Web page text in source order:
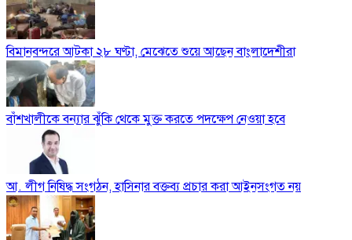
বিমানবন্দরে আটকা ২৮ ঘণ্টা, মেঝেতে শুয়ে আছেন বাংলাদেশীরা
বাঁশখালীকে বন্যার ঝুঁকি থেকে মুক্ত করতে পদক্ষেপ নেওয়া হবে
আ. লীগ নিষিদ্ধ সংগঠন, হাসিনার বক্তব্য প্রচার করা আইনসংগত নয়